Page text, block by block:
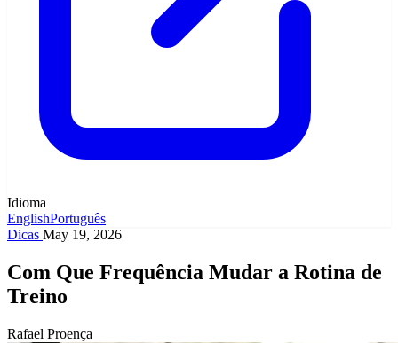
Idioma
EnglishPortuguês
Dicas May 19, 2026
Com Que Frequência Mudar a Rotina de
Treino
Rafael Proença